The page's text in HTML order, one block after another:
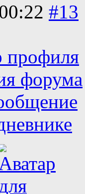
#13
профиля
форума